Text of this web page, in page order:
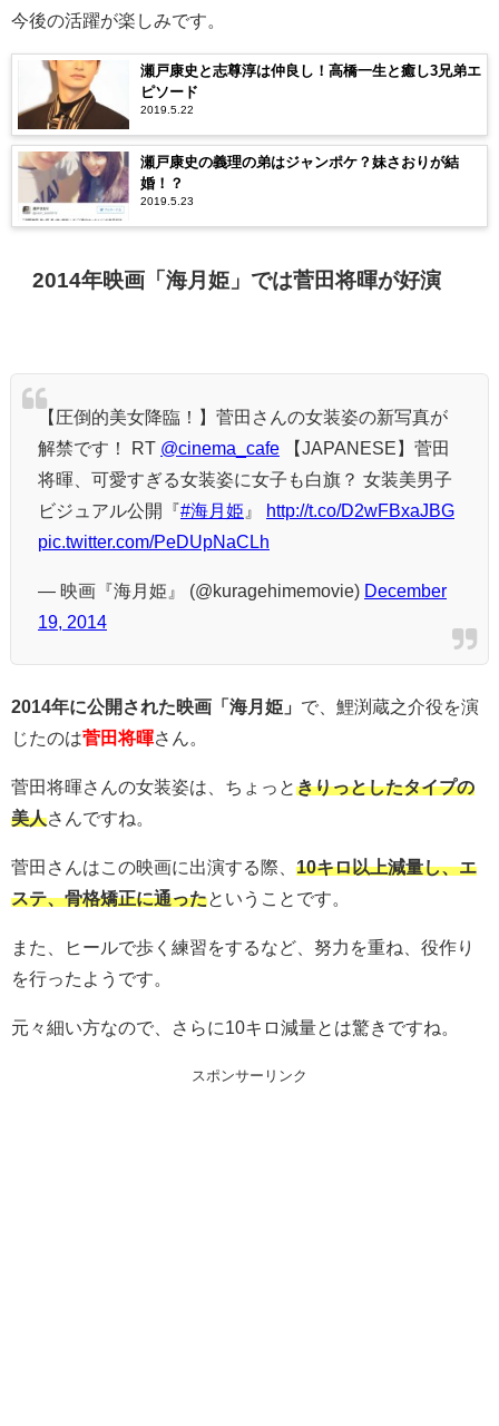
今後の活躍が楽しみです。
瀬戸康史と志尊淳は仲良し！高橋一生と癒し3兄弟エ
ピソード
2019.5.22
瀬戸康史の義理の弟はジャンポケ？妹さおりが結
婚！？
2019.5.23
2014年映画「海月姫」では菅田将暉が好演
【圧倒的美女降臨！】菅田さんの女装姿の新写真が
解禁です！ RT @cinema_cafe 【JAPANESE】菅田
将暉、可愛すぎる女装姿に女子も白旗？ 女装美男子
ビジュアル公開『#海月姫 』
http://t.co/D2wFBxaJBG
pic.twitter.com/PeDUpNaCLh
— 映画『海月姫』 (@kuragehimemovie) December
19, 2014
2014年に公開された映画「海月姫」 で、鯉渕蔵之介役を演
じたのは菅田将暉さん。
菅田将暉さんの女装姿は、ちょっときりっとしたタイプの
美人さんですね。
菅田さんはこの映画に出演する際、 10キロ以上減量し、エ
ステ、骨格矯正に通ったということです。
また、ヒールで歩く練習をするなど、努力を重ね、役作り
を行ったようです。
元々細い方なので、さらに10キロ減量とは驚きですね。
スポンサーリンク